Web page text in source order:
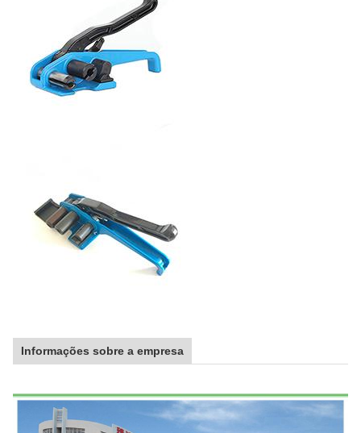
Informações sobre a empresa